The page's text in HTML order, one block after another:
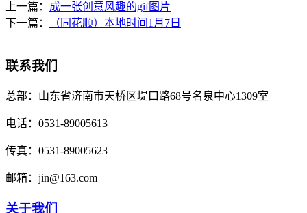
上一篇： 成一张创意风趣的gif图片
下一篇：
（同花顺）本地时间1月7日
联系我们
总部： 山东省济南市天桥区堤口路68号名泉中心1309室
电话： 0531-89005613
传真： 0531-89005623
邮箱： jin@163.com
关于我们